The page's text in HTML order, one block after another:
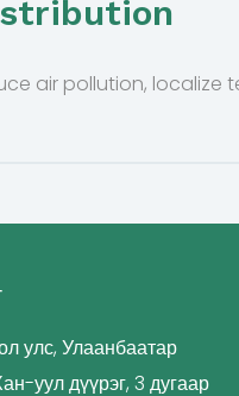
air pollution,
улс, Улаанбаатар
уул дүүрэг, 3 дугаар